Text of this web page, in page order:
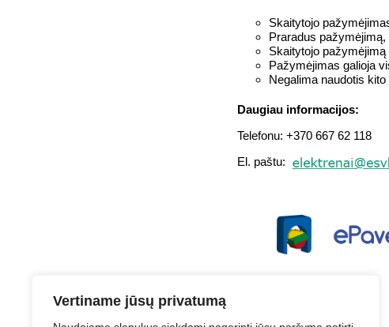
Vertiname jūsų privatumą
Skaitytojo
Praradus
Skaitytojo
Pažymėjimas galioja
Negalima naudotis
Daugiau informacijos:
Telefonu: +370 667 62 118
El. paštu: